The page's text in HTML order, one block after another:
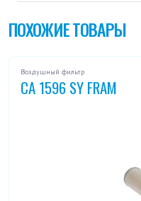
ПОХОЖИЕ ТОВАРЫ
Воздушный фильтр
CA 1596 SY FRAM